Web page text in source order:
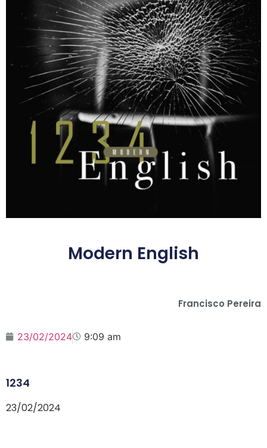
Modern English
Francisco Pereira
23/02/2024 9:09 am
1234
23/02/2024